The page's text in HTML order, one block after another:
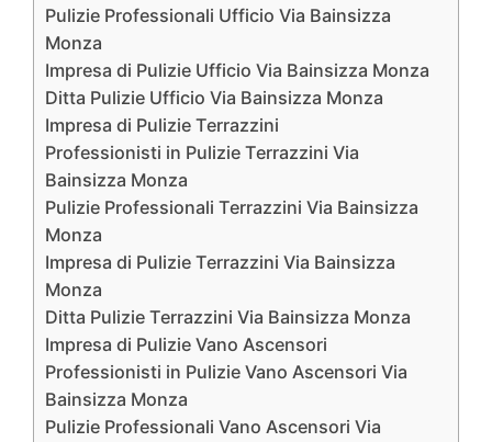
Pulizie Professionali Ufficio Via Bainsizza
Monza
Impresa di Pulizie Ufficio Via Bainsizza Monza
Ditta Pulizie Ufficio Via Bainsizza Monza
Impresa di Pulizie Terrazzini
Professionisti in Pulizie Terrazzini Via
Bainsizza Monza
Pulizie Professionali Terrazzini Via Bainsizza
Monza
Impresa di Pulizie Terrazzini Via Bainsizza
Monza
Ditta Pulizie Terrazzini Via Bainsizza Monza
Impresa di Pulizie Vano Ascensori
Professionisti in Pulizie Vano Ascensori Via
Bainsizza Monza
Pulizie Professionali Vano Ascensori Via